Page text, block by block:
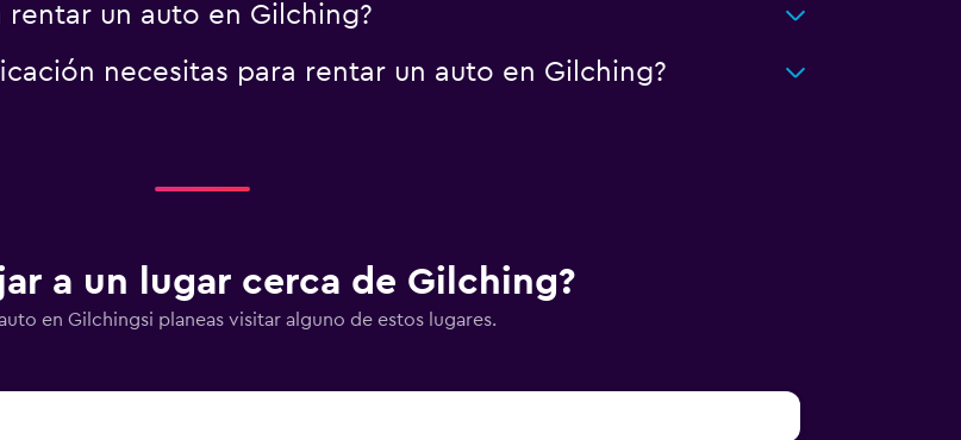
un auto en Gilching?
necesitas para rentar un auto en Gilching?
a un lugar cerca de Gilching?
en Gilchingsi planeas visitar alguno de estos lugares.